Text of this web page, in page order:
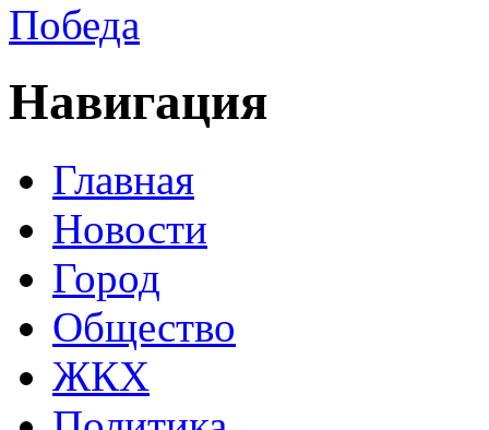
Победа
Навигация
Главная
Новости
Город
Общество
ЖКХ